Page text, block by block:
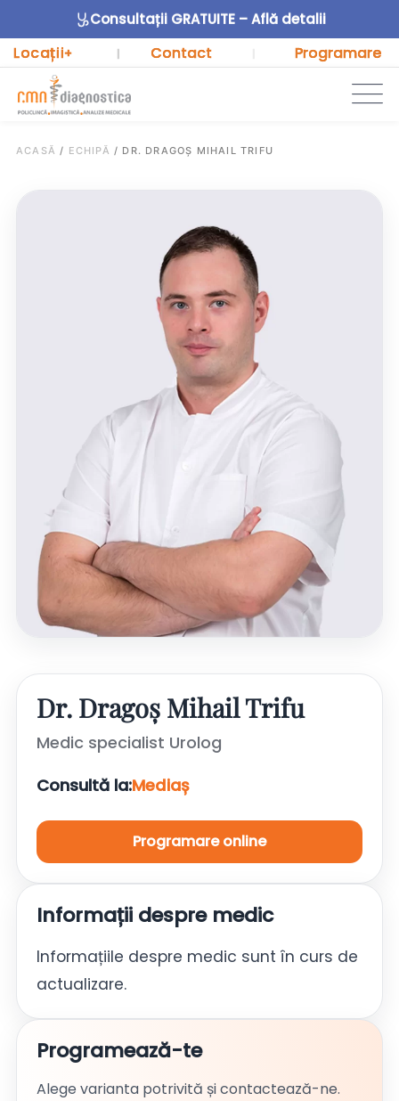
Consultații GRATUITE – Află detalii
Locații+ | Contact Programare
ACASĂ / ECHIPĂ / DR. DRAGOȘ MIHAIL TRIFU
Dr. Dragoș Mihail Trifu
Medic specialist Urolog
Consultă la:Mediaș
Programare online
Informații despre medic
Informațiile despre medic sunt în curs de
actualizare.
Programează-te
Alege varianta potrivită și contactează-ne.